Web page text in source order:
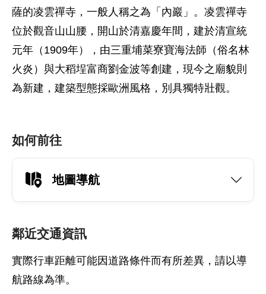
薩的凌雲禪寺，一般人稱之為「內巖」。凌雲禪寺
位於觀音山山腰，開山於清嘉慶年間，建於清宣統
元年（1909年），由三重埔菜寮寶海法師（俗名林
火炎）與大稻埕富商劉金波等創建，現今之廟貌則
為新建，建築型態採歐洲風格，別具獨特壯觀。
如何前往
地圖導航
鄰近交通資訊
實際行車距離可能因道路條件而有所差異，請以導
航路線為準。